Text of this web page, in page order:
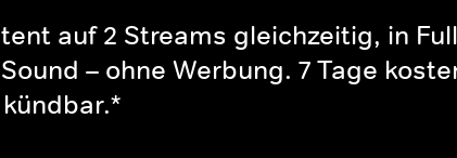
auf 2 Streams gleichzeitig, in
– ohne Werbung. 7 Tage